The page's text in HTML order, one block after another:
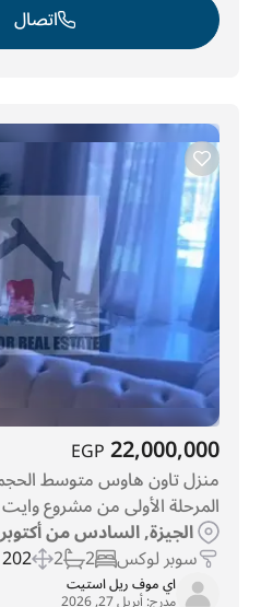
اتصال
22,000,000
EGP
المرحلة الأولى من مشروع وايت
الجيزة, السادس من
سوبر لوكس 2
2
202 m
اي موف ريل استيت